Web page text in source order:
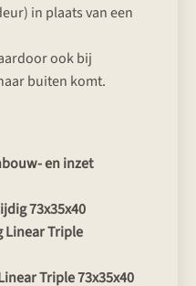
in plaats van een
ook bij
buiten komt.
en inzet
73x35x40
Triple
Triple 73x35x40